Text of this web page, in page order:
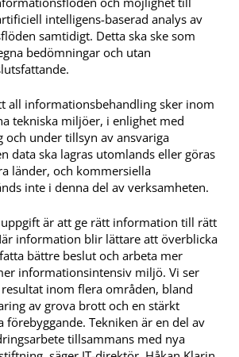
intelligens-baserad analys av
samtidigt. Detta ska ske som
bedömningar och utan
all informationsbehandling sker inom
tekniska miljöer, i enlighet med
och under tillsyn av ansvariga
data ska lagras utomlands eller göras
länder, och kommersiella
inte i denna del av verksamheten.
uppgift är att ge rätt information till rätt
information blir lättare att överblicka
bättre beslut och arbeta mer
informationsintensiv miljö. Vi ser
inom flera områden, bland
av grova brott och en stärkt
förebyggande. Tekniken är en del av
tillsammans med nya